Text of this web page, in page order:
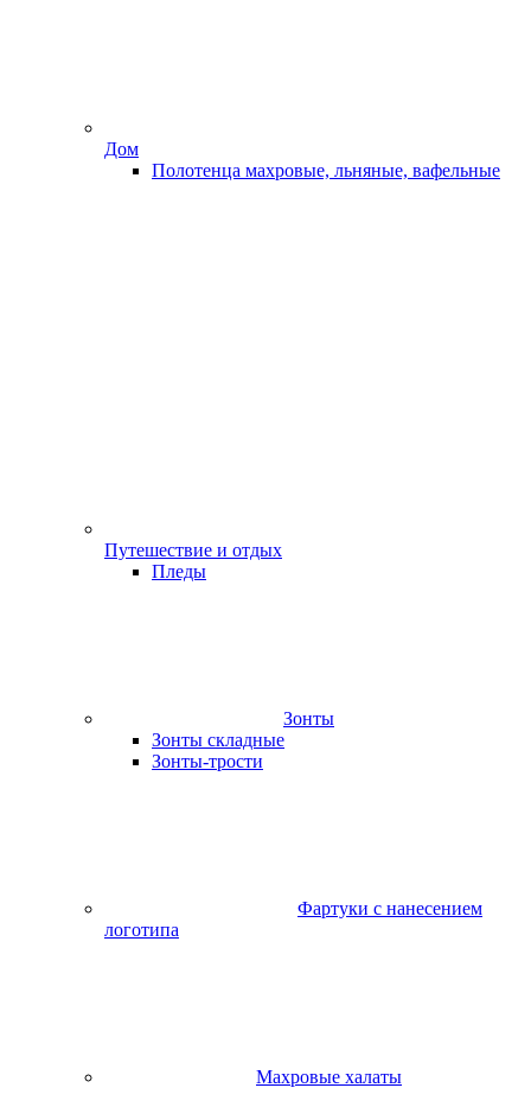
Дом
Полотенца махровые, льняные, вафельные
Путешествие и отдых
Пледы
Зонты
Зонты складные
Зонты-трости
Фартуки с нанесением
логотипа
Махровые халаты